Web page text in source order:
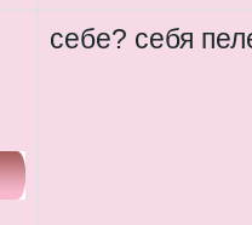
себе? себя